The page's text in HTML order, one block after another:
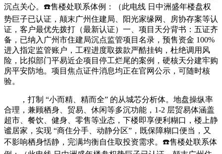
沉点关心。☎️售楼处联系体例：（此电线 日中洲盛年楼盘权
势巨子已认证，颠末广州住建局、阳光家缘网、房协存案等认
证，客户最优先拨打（最新认证）一、项目天分背书：五证齐
备，已纳入广州市住建局沉点监管项目名录，预售资金 100%
进入指定监管账户，工程进度取拨款严酷挂钩，杜绝调用风
险，比拟部门平易近企项目停工烂尾的案例，硬核天分建牢购
房平安防地。项目焦点证件消息均正在官网公示，可随时核
验。
，打制 “小而精、精而全” 的从城芯分析体。地盘操纵率
合理，兼顾栖身、贸易、休闲等多沉功能，1-2 层贸易体涵盖
超市、餐饮、健身、零售等业态，下楼即享便利糊口，楼上静
谧居家，实现 “商住分手、动静分区”，既保障糊口便当，又
不影响栖身恬静，完满均衡自住取投资需求。☎️售楼处联系体